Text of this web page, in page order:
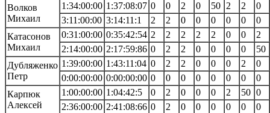
Волков
Михаил
1:34:00:00 1:37:08:07 0 0 2 0 50 2 2
0
3:11:00:00 3:14:11:1 2 2 0 0 0 0 0
0
Катасонов
Михаил
0:31:00:00 0:35:42:54 2 2 2 2 2 0 0
2
2:14:00:00 2:17:59:86 0 2 2 0 0 0 0
50
Дубляженко
Петр
1:39:00:00 1:43:11:04 0 2 2 0 0 0 2
0
0:00:00:00 0:00:00:00 0 0 0 0 0 0 0
0
Карпюк
Алексей
1:00:00:00 1:04:42:5 0 2 0 0 0 2 50 0
2:36:00:00 2:41:08:66 0 2 0 0 0 0 0
0